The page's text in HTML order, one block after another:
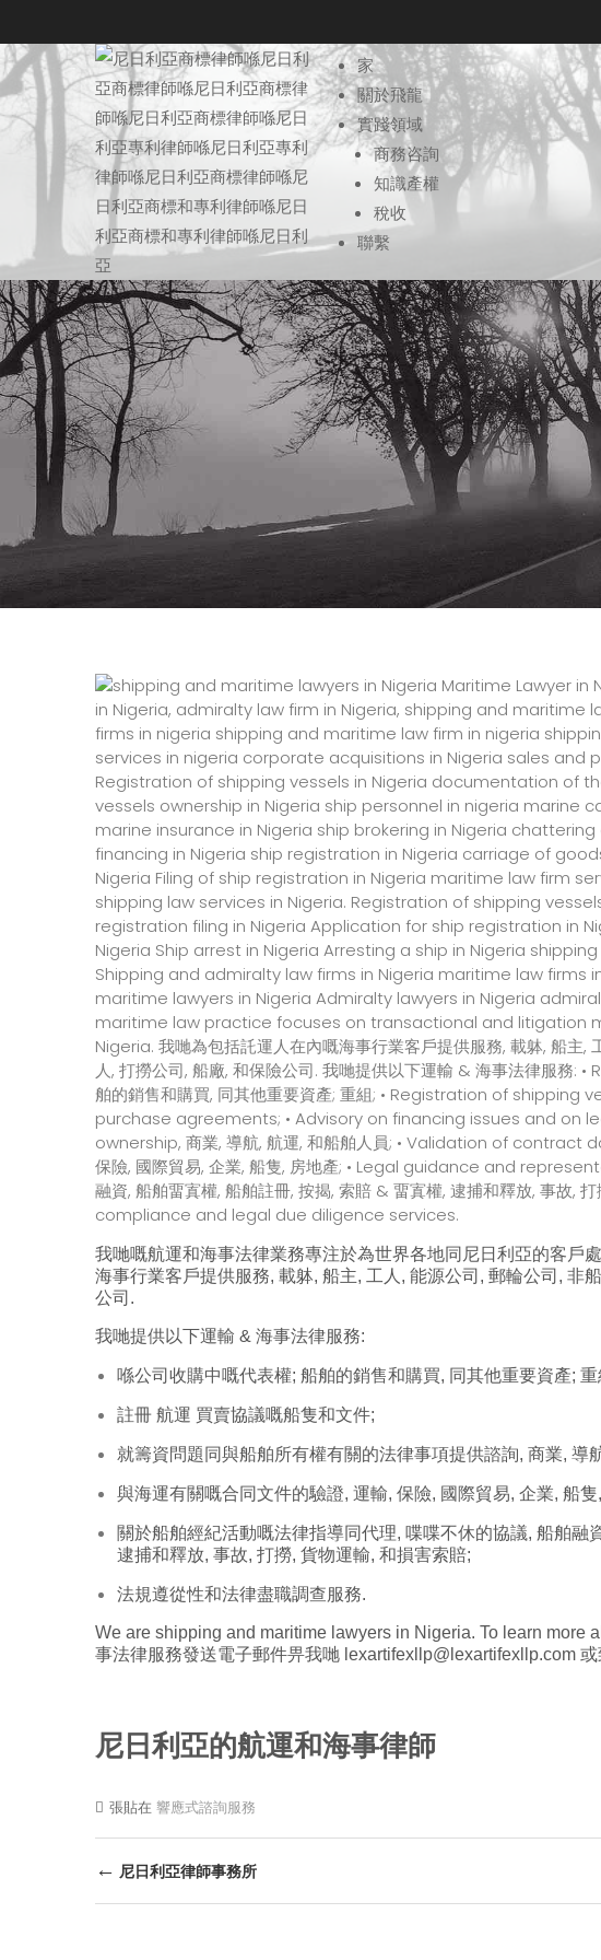
到
內
容
尼日利亞商標律師事務所, 尼日利亞專利
尼日利亞商標律師事務所, 尼日利亞專利律師事務所, 尼日利亞知識產權律師事務
家
關於飛龍
實踐領域
商務咨詢
知識產權
稅收
聯繫
我哋嘅航運和海事法律業務專注於為世界各地同尼日利亞的客戶
海事行業客戶提供服務, 載躰, 船主, 工人, 能源公司, 郵輪公司, 非
公司.
我哋提供以下運輸 & 海事法律服務:
喺公司收購中嘅代表權; 船舶的銷售和購買, 同其他重要資產; 重
註冊 航運 買賣協議嘅船隻和文件;
就籌資問題同與船舶所有權有關的法律事項提供諮詢, 商業, 導
與海運有關嘅合同文件的驗證, 運輸, 保險, 國際貿易, 企業, 船隻
關於船舶經紀活動嘅法律指導同代理, 喋喋不休的協議, 船舶融
逮捕和釋放, 事故, 打撈, 貨物運輸, 和損害索賠;
法規遵從性和法律盡職調查服務.
We are shipping and maritime lawyers in Nigeria. To learn more
事法律服務發送電子郵件畀我哋 lexartifexllp@lexartifexllp.com 或
尼日利亞的航運和海事律師
張貼在 響應式諮詢服務
後
導
← 尼日利亞律師事務所